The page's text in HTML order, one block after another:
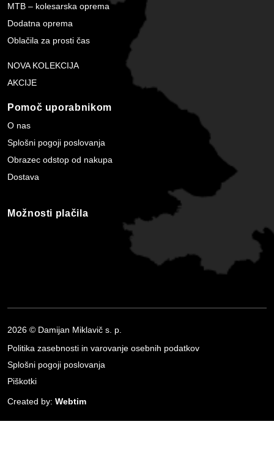
MTB – kolesarska oprema
Dodatna oprema
Oblačila za prosti čas
NOVA KOLEKCIJA
AKCIJE
Pomoč uporabnikom
O nas
Splošni pogoji poslovanja
Obrazec odstop od nakupa
Dostava
Možnosti plačila
2026 © Damijan Miklavič s. p.
Politika zasebnosti in varovanje osebnih podatkov
Splošni pogoji poslovanja
Piškotki
Created by: Webtim